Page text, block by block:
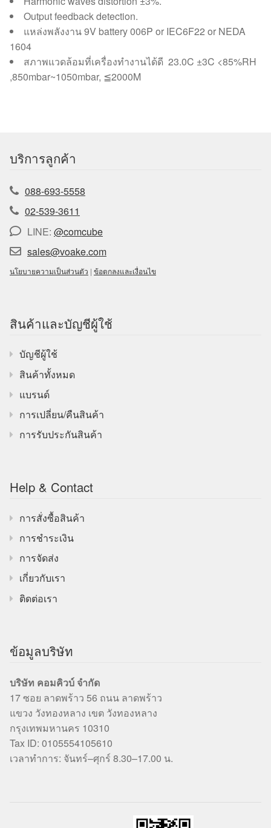
Output feedback detection.
แหล่งพลังงาน 9V battery 006P or IEC6F22 or NEDA
1604
สภาพแวดล้อมที่เครื่องทำงานได้ดี 23.0C ±3C <85%RH
,850mbar~1050mbar, ≦2000M
บริการลูกค้า
088-693-5558
02-539-3611
LINE: @comcube
sales@voake.com
นโยบายความเป็นส่วนตัว | ข้อตกลงและเงื่อนไข
สินค้าและบัญชีผู้ใช้
บัญชีผู้ใช้
สินค้าทั้งหมด
แบรนด์
การเปลี่ยน/คืนสินค้า
การรับประกันสินค้า
Help & Contact
การสั่งซื้อสินค้า
การชำระเงิน
การจัดส่ง
เกี่ยวกับเรา
ติดต่อเรา
ข้อมูลบริษัท
บริษัท คอมคิวบ์ จำกัด
17 ซอย ลาดพร้าว 56 ถนน ลาดพร้าว
แขวง วังทองหลาง เขต วังทองหลาง
กรุงเทพมหานคร 10310
Tax ID: 0105554105610
เวลาทำการ: จันทร์–ศุกร์ 8.30–17.00 น.